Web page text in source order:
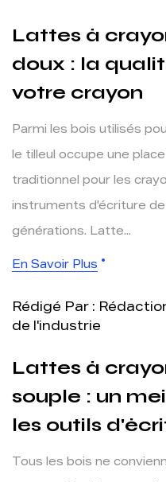
Lattes à
doux : la
votre crayon
Parmi les bois utilisés
le tilleul occupe une
traditionnel pour les
instruments d'écriture
générations. Latte...
En Savoir Plus
Rédigé Par :
de l'industrie
Lattes à
souple : un
les outils
Tous les bois ne